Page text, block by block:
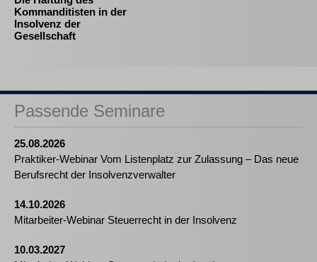
Kommanditisten in der
Insolvenz der
Gesellschaft
Passende Seminare
25.08.2026
Praktiker-Webinar Vom Listenplatz zur Zulassung – Das neue
Berufsrecht der Insolvenzverwalter
14.10.2026
Mitarbeiter-Webinar Steuerrecht in der Insolvenz
10.03.2027